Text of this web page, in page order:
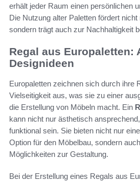
erhält jeder Raum einen persönlichen
Die Nutzung alter Paletten fördert nicht
sondern trägt auch zur Nachhaltigkeit
Regal aus Europaletten:
Designideen
Europaletten zeichnen sich durch ihre
Vielseitigkeit aus, was sie zu einer
die Erstellung von Möbeln macht. Ein
kann nicht nur ästhetisch
funktional sein. Sie bieten nicht nur
Option für den Möbelbau, sondern
Möglichkeiten zur Gestaltung.
Bei der Erstellung eines Regals aus